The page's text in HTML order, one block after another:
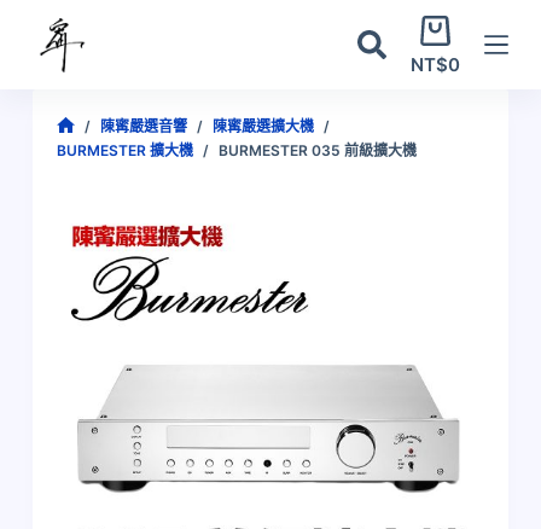
購
物
NT$0
首
/ 陳寗嚴選音響 / 陳寗嚴選擴大機 /
BURMESTER 擴大機 / BURMESTER 035 前級擴大機